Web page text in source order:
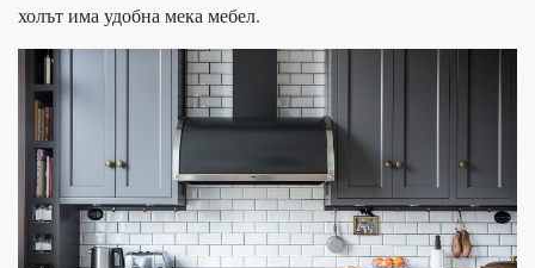
холът има удобна мека мебел.